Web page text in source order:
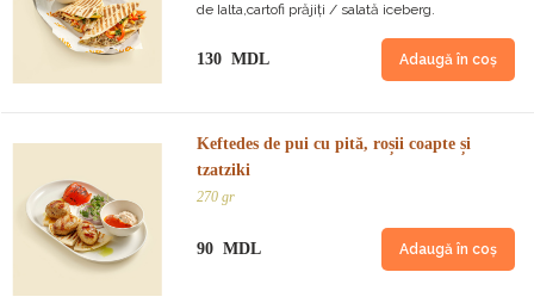
de Ialta,cartofi prăjiți / salată iceberg.
130 MDL Adaugă în coș
Keftedes de pui cu pită, roșii coapte și
tzatziki
270 gr
90 MDL Adaugă în coș